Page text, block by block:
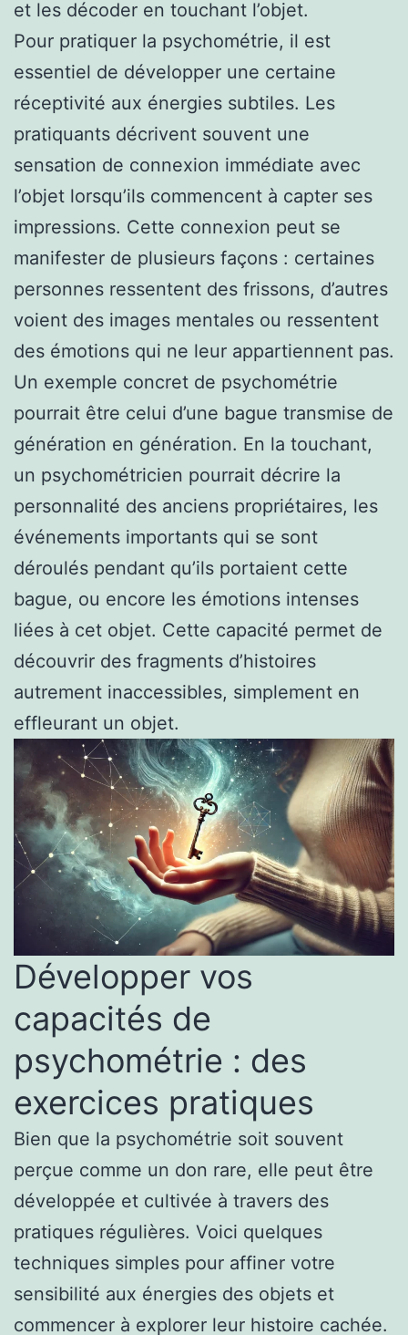
et les décoder en touchant l’objet.
Pour pratiquer la psychométrie, il est
essentiel de développer une certaine
réceptivité aux énergies subtiles. Les
pratiquants décrivent souvent une
sensation de connexion immédiate avec
l’objet lorsqu’ils commencent à capter ses
impressions. Cette connexion peut se
manifester de plusieurs façons : certaines
personnes ressentent des frissons, d’autres
voient des images mentales ou ressentent
des émotions qui ne leur appartiennent pas.
Un exemple concret de psychométrie
pourrait être celui d’une bague transmise de
génération en génération. En la touchant,
un psychométricien pourrait décrire la
personnalité des anciens propriétaires, les
événements importants qui se sont
déroulés pendant qu’ils portaient cette
bague, ou encore les émotions intenses
liées à cet objet. Cette capacité permet de
découvrir des fragments d’histoires
autrement inaccessibles, simplement en
effleurant un objet.
Développer vos
capacités de
psychométrie : des
exercices pratiques
Bien que la psychométrie soit souvent
perçue comme un don rare, elle peut être
développée et cultivée à travers des
pratiques régulières. Voici quelques
techniques simples pour affiner votre
sensibilité aux énergies des objets et
commencer à explorer leur histoire cachée.